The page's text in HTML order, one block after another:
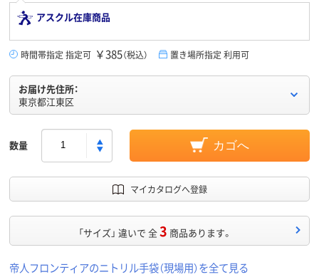
アスクル在庫商品
時間帯指定 指定可 ￥385（税込） 置き場所指定 利用可
お届け先住所：
東京都江東区
数量 カゴへ
マイカタログへ登録
「サイズ」 違いで 全3 商品あります。
帝人フロンティアのニトリル手袋（現場用）を全て見る